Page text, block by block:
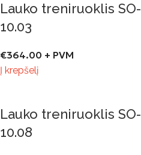
Lauko treniruoklis SO-
10.03
€364.00 + PVM
Į krepšelį
Lauko treniruoklis SO-
10.08